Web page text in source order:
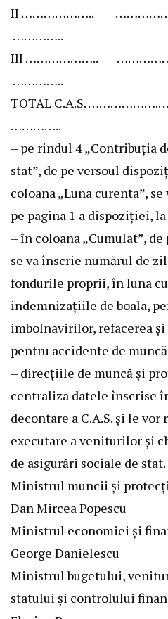
II ………………..
…………..
III ………………..
…………..
TOTAL C.A.S.
…………..
– pe rindul 4 „Contribuţia
stat”, de pe versoul
coloana „Luna curenta”,
pe pagina 1 a dispoziţiei, la
– în coloana „Cumulat”,
se va înscrie numărul de
fondurile proprii, în luna
indemnizaţiile de boala,
imbolnavirilor, refacerea
pentru accidente de
– direcţiile de muncă şi
centraliza datele înscrise
decontare a C.A.S. şi le
executare a veniturilor şi
de asigurări sociale de stat.
Ministrul muncii şi
Dan Mircea Popescu
Ministrul economiei şi
George Danielescu
Ministrul bugetului,
statului şi controlului